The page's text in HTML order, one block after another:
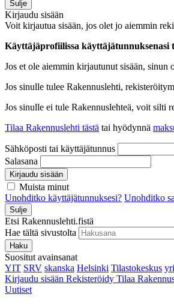
Sulje
Kirjaudu sisään
Voit kirjautua sisään, jos olet jo aiemmin
Käyttäjäprofiilissa käyttäjätunnuksenasi
Jos et ole aiemmin kirjautunut sisään, sinun
Jos sinulle tulee Rakennuslehti,
Jos sinulle ei tule Rakennuslehteä, voit silti
Tilaa Rakennuslehti tästä tai hyödynnä
Sähköposti tai käyttäjätunnus
Salasana
Kirjaudu sisään
Muista minut
Unohditko käyttäjätunnuksesi? Unohditko
Sulje
Etsi Rakennuslehti.fistä
Hae tältä sivustolta
Haku
Suositut avainsanat
YIT SRV skanska Helsinki Tilastokeskus
Kirjaudu sisään Rekisteröidy Tilaa
Uutiset